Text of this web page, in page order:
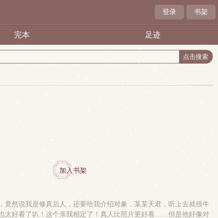
登录 书架
完本 足迹
加入书架
然说我是修真后人，还要给我介绍对象，某某天君，听上去就很牛
太好看了叭！这个亲我相定了！真人比照片更好看……但是他好像对